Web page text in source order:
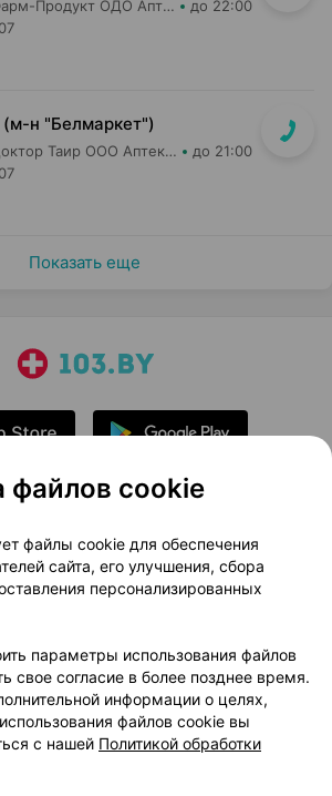
Планета Здоровья Фарм-Продукт ОДО Аптека №24 до 22:00
(м-н "Белмаркет")
Планета Здоровья Доктор Таир ООО Аптека №15 до 21:00
Показать еще
Новости проекта
Медицинский маркетинг
договор
Доставка
Вакансии
Партнеры
руководителю 103.by
Написать в поддержку
настройки Cookie
файлов cookie
файлы cookie для обеспечения
сайта, его улучшения, сбора
персонализированных
параметры использования файлов
свое согласие в более позднее время.
информации о целях,
файлов cookie вы
с нашей Политикой обработки